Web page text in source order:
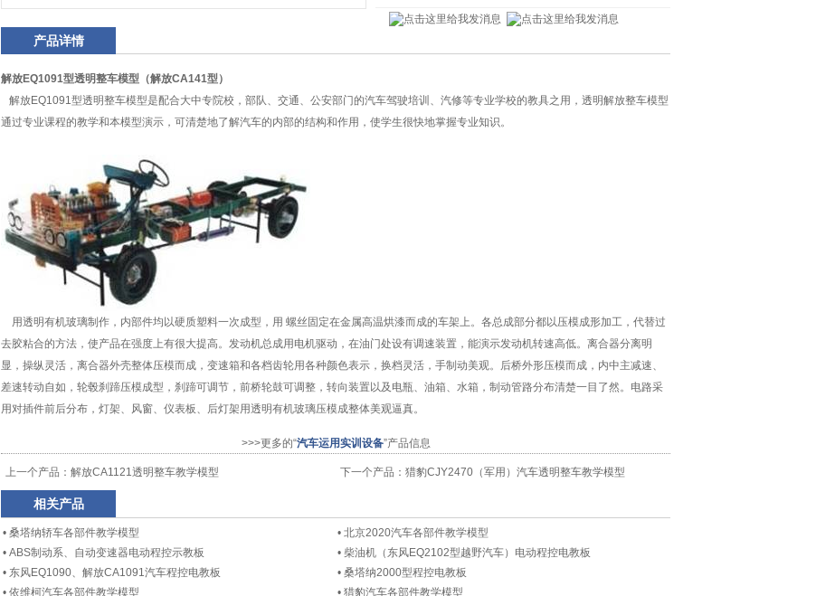
产品详情
解放EQ1091型透明整车模型（解放CA141型）
解放EQ1091型透明整车模型是配合大中专院校，部队、交通、公安部门的汽车驾驶培训、汽修等专业学校的教具之用，透明解放整车模型
通过专业课程的教学和本模型演示，可清楚地了解汽车的内部的结构和作用，使学生很快地掌握专业知识。
用透明有机玻璃制作，内部件均以硬质塑料一次成型，用 螺丝固定在金属高温烘漆而成的车架上。各总成部分都以压模成形加工，代替过
去胶粘合的方法，使产品在强度上有很大提高。发动机总成用电机驱动，在油门处设有调速装置，能演示发动机转速高低。离合器分离明
显，操纵灵活，离合器外壳整体压模而成，变速箱和各档齿轮用各种颜色表示，换档灵活，手制动美观。后桥外形压模而成，内中主减速、
差速转动自如，轮毂刹蹄压模成型，刹蹄可调节，前桥轮鼓可调整，转向装置以及电瓶、油箱、水箱，制动管路分布清楚一目了然。电路采
用对插件前后分布，灯架、风窗、仪表板、后灯架用透明有机玻璃压模成整体美观逼真。
>>>更多的“汽车运用实训设备”产品信息
上一个产品： 解放CA1121透明整车教学模型 下一个产品： 猎豹CJY2470（军用）汽车透明整车教学模型
相关产品
• 桑塔纳轿车各部件教学模型 • 北京2020汽车各部件教学模型
• ABS制动系、自动变速器电动程控示教板 • 柴油机（东风EQ2102型越野汽车）电动程控电教板
• 东风EQ1090、解放CA1091汽车程控电教板 • 桑塔纳2000型程控电教板
• 依维柯汽车各部件教学模型 • 猎豹汽车各部件教学模型